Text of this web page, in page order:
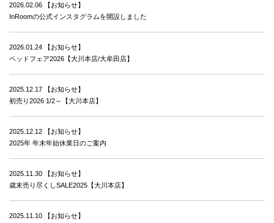
2026.02.06
【お知らせ】
InRoomの公式インスタグラムを開設しました
2026.01.24
【お知らせ】
ベッドフェア2026【大川本店/大牟田店】
2025.12.17
【お知らせ】
初売り2026 1/2～【大川本店】
2025.12.12
【お知らせ】
2025年 年末年始休業日のご案内
2025.11.30
【お知らせ】
歳末売り尽くしSALE2025【大川本店】
2025.11.10
【お知らせ】